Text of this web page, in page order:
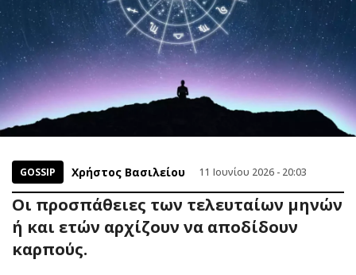
GOSSIP Χρήστος Βασιλείου 11 Ιουνίου 2026 - 20:03
Οι προσπάθειες των τελευταίων μηνών
ή και ετών αρχίζουν να αποδίδουν
καρπούς.